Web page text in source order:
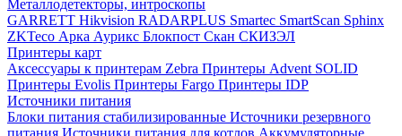
Металлодетекторы, интроскопы
GARRETT Hikvision RADARPLUS Smartec SmartScan Sphinx
ZKTeco Арка Аурикс Блокпост Скан СКИЗЭЛ
Принтеры карт
Аксессуары к принтерам Zebra Принтеры Advent SOLID
Принтеры Evolis Принтеры Fargo Принтеры IDP
Источники питания
Блоки питания стабилизированные Источники резервного
питания Источники питания для котлов Аккумуляторные